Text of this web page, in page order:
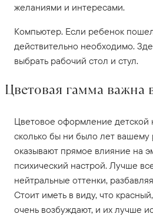
желаниями и интересами.
Компьютер. Если ребенок
действительно необходимо.
выбрать рабочий стол и стул.
Цветовая гамма важна
Цветовое оформление детской
сколько бы ни было лет вашему
оказывают прямое влияние на
психический настрой. Лучше
нейтральные оттенки,
Стоит иметь в виду, что
очень возбуждают, и их лучше